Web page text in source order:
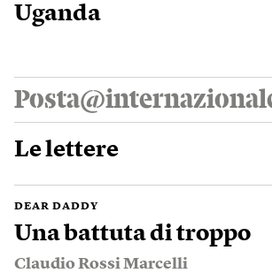
Uganda
Le lettere
DEAR DADDY
Una battuta di troppo
Claudio Rossi Marcelli